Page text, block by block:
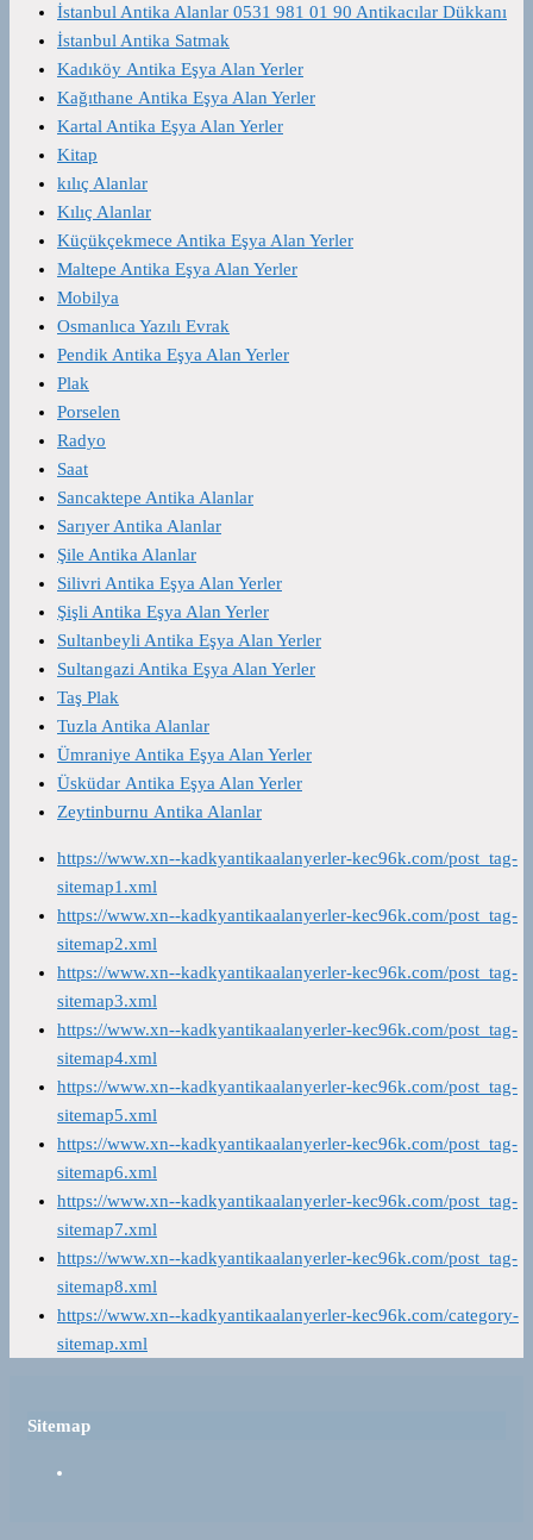
İstanbul Antika Alanlar 0531 981 01 90 Antikacılar Dükkanı
İstanbul Antika Satmak
Kadıköy Antika Eşya Alan Yerler
Kağıthane Antika Eşya Alan Yerler
Kartal Antika Eşya Alan Yerler
Kitap
kılıç Alanlar
Kılıç Alanlar
Küçükçekmece Antika Eşya Alan Yerler
Maltepe Antika Eşya Alan Yerler
Mobilya
Osmanlıca Yazılı Evrak
Pendik Antika Eşya Alan Yerler
Plak
Porselen
Radyo
Saat
Sancaktepe Antika Alanlar
Sarıyer Antika Alanlar
Şile Antika Alanlar
Silivri Antika Eşya Alan Yerler
Şişli Antika Eşya Alan Yerler
Sultanbeyli Antika Eşya Alan Yerler
Sultangazi Antika Eşya Alan Yerler
Taş Plak
Tuzla Antika Alanlar
Ümraniye Antika Eşya Alan Yerler
Üsküdar Antika Eşya Alan Yerler
Zeytinburnu Antika Alanlar
https://www.xn--kadkyantikaalanyerler-kec96k.com/post_tag-
sitemap1.xml
https://www.xn--kadkyantikaalanyerler-kec96k.com/post_tag-
sitemap2.xml
https://www.xn--kadkyantikaalanyerler-kec96k.com/post_tag-
sitemap3.xml
https://www.xn--kadkyantikaalanyerler-kec96k.com/post_tag-
sitemap4.xml
https://www.xn--kadkyantikaalanyerler-kec96k.com/post_tag-
sitemap5.xml
https://www.xn--kadkyantikaalanyerler-kec96k.com/post_tag-
sitemap6.xml
https://www.xn--kadkyantikaalanyerler-kec96k.com/post_tag-
sitemap7.xml
https://www.xn--kadkyantikaalanyerler-kec96k.com/post_tag-
sitemap8.xml
https://www.xn--kadkyantikaalanyerler-kec96k.com/category-
sitemap.xml
Sitemap